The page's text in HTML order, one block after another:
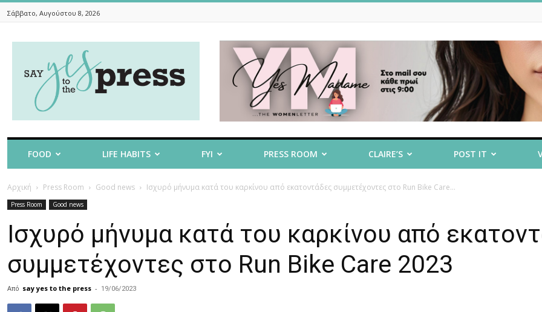
Σάββατο, Αυγούστου 8, 2026
To
The
FOOD LIFE HABITS FYI PRESS ROOM CLAIRE’S POST IT
Αρχική Press Room Good news Ισχυρό μήνυμα κατά του καρκίνου από εκατοντάδες συμμετέχοντες στο Run Bike Care...
Press Room Good news
Ισχυρό μήνυμα κατά του καρκίνου από
συμμετέχοντες στο Run Bike Care 2023
Από say yes to the press - 19/06/2023